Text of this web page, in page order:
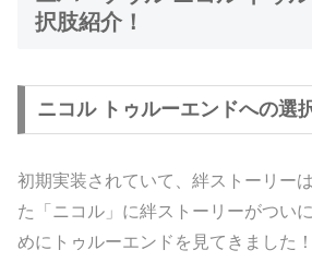
択肢紹介！
ニコル トゥルーエンドへの選
初期実装されていて、絆ストーリー
た「ニコル」に絆ストーリーがつい
めにトゥルーエンドを見てきました！